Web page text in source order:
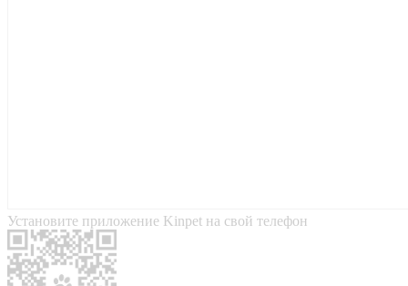
Установите приложение Kinpet на свой телефон